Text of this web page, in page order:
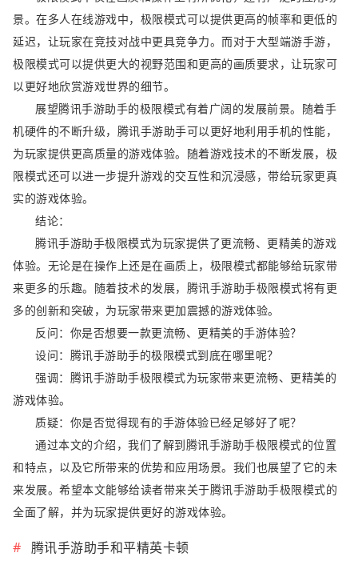
景。在多人在线游戏中，极限模式可以提供更高的帧率和更低的
延迟，让玩家在竞技对战中更具竞争力。而对于大型端游手游，
极限模式可以提供更大的视野范围和更高的画质要求，让玩家可
以更好地欣赏游戏世界的细节。
展望腾讯手游助手的极限模式有着广阔的发展前景。随着手
机硬件的不断升级，腾讯手游助手可以更好地利用手机的性能，
为玩家提供更高质量的游戏体验。随着游戏技术的不断发展，极
限模式还可以进一步提升游戏的交互性和沉浸感，带给玩家更真
实的游戏体验。
结论：
腾讯手游助手极限模式为玩家提供了更流畅、更精美的游戏
体验。无论是在操作上还是在画质上，极限模式都能够给玩家带
来更多的乐趣。随着技术的发展，腾讯手游助手极限模式将有更
多的创新和突破，为玩家带来更加震撼的游戏体验。
反问：你是否想要一款更流畅、更精美的手游体验？
设问：腾讯手游助手的极限模式到底在哪里呢？
强调：腾讯手游助手极限模式为玩家带来更流畅、更精美的
游戏体验。
质疑：你是否觉得现有的手游体验已经足够好了呢？
通过本文的介绍，我们了解到腾讯手游助手极限模式的位置
和特点，以及它所带来的优势和应用场景。我们也展望了它的未
来发展。希望本文能够给读者带来关于腾讯手游助手极限模式的
全面了解，并为玩家提供更好的游戏体验。
腾讯手游助手和平精英卡顿